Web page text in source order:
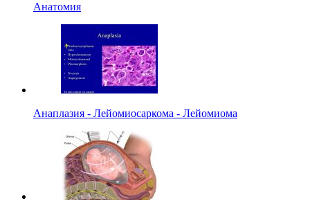
Анатомия
Анаплазия - Лейомиосаркома - Лейомиома